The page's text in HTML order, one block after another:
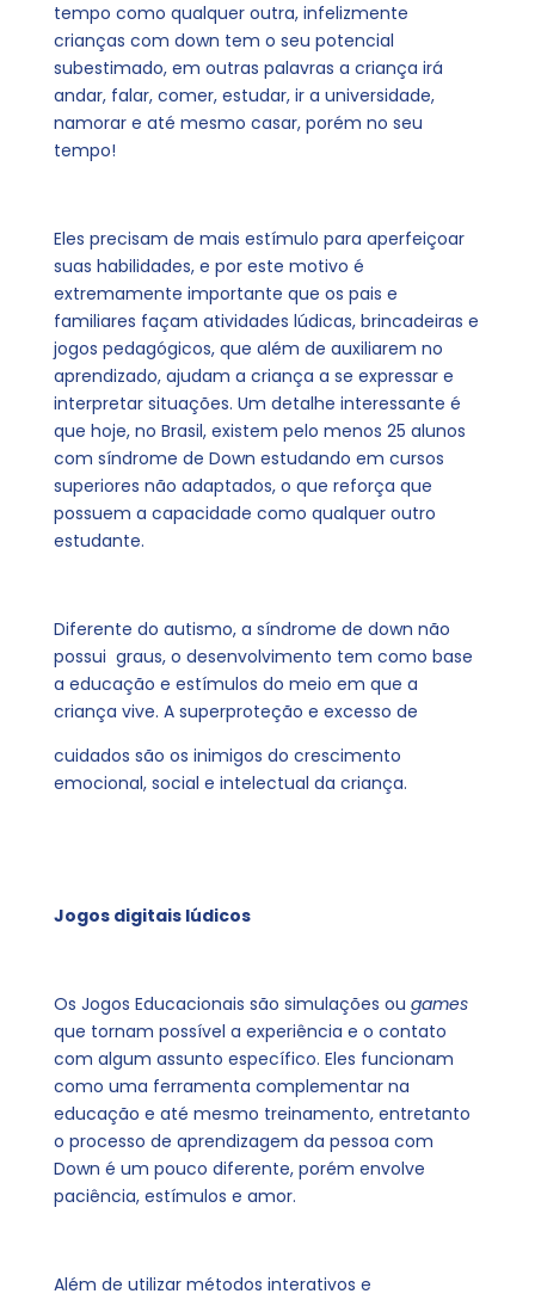
tempo como qualquer outra, infelizmente
crianças com down tem o seu potencial
subestimado, em outras palavras a criança irá
andar, falar, comer, estudar, ir a universidade,
namorar e até mesmo casar, porém no seu
tempo!
Eles precisam de mais estímulo para aperfeiçoar
suas habilidades, e por este motivo é
extremamente importante que os pais e
familiares façam atividades lúdicas, brincadeiras e
jogos pedagógicos, que além de auxiliarem no
aprendizado, ajudam a criança a se expressar e
interpretar situações. Um detalhe interessante é
que hoje, no Brasil, existem pelo menos 25 alunos
com síndrome de Down estudando em cursos
superiores não adaptados, o que reforça que
possuem a capacidade como qualquer outro
estudante.
Diferente do autismo, a síndrome de down não
possui graus, o desenvolvimento tem como base
a educação e estímulos do meio em que a
criança vive. A superproteção e excesso de
cuidados são os inimigos do crescimento
emocional, social e intelectual da criança.
Jogos digitais lúdicos
Os Jogos Educacionais são simulações ou games
que tornam possível a experiência e o contato
com algum assunto específico. Eles funcionam
como uma ferramenta complementar na
educação e até mesmo treinamento, entretanto
o processo de aprendizagem da pessoa com
Down é um pouco diferente, porém envolve
paciência, estímulos e amor.
Além de utilizar métodos interativos e